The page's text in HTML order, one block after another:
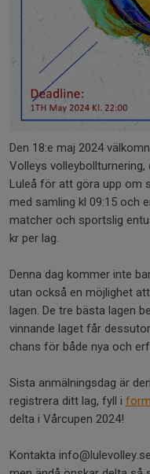
Den 18:e maj 2024
Volleys
Luleå för att göra upp om
med samling kl 09:15 och
matcher och sportslig
kr per lag.
Denna dag kommer inte
utan också en möjlighet
lagen. De tre bästa lagen
vinnande laget får
chans för både nya och
Sista anmälningsdag är
registrera ditt lag, fyll i
delta i Vårcupen 2024!
Kontakta